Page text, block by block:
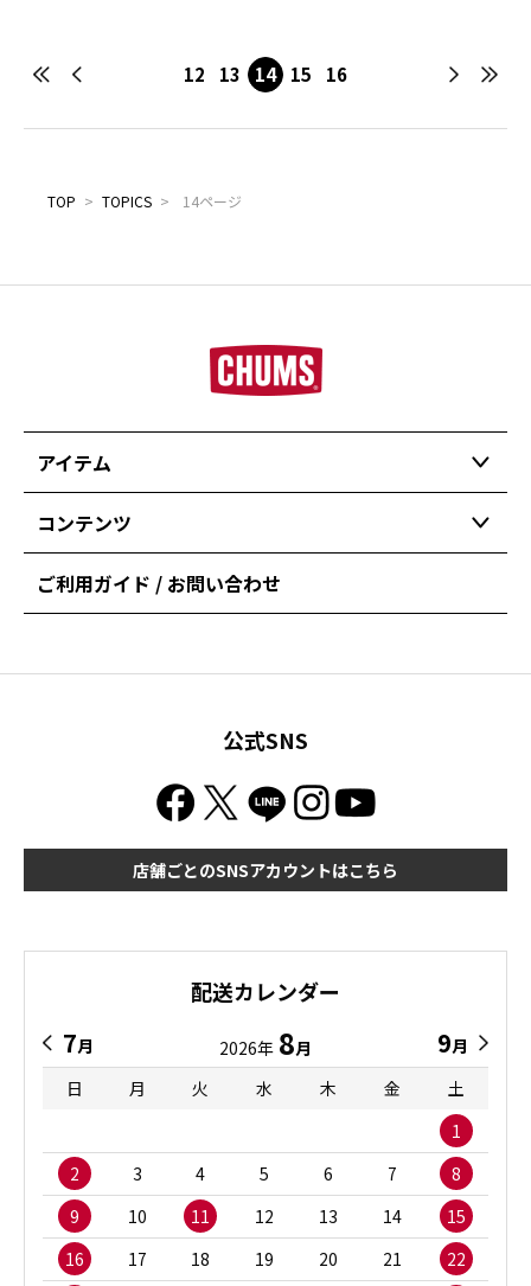
12 13 14 15 16
TOP > TOPICS > 14ページ
アイテム
コンテンツ
ご利用ガイド / お問い合わせ
公式SNS
店舗ごとのSNSアカウントはこちら
配送カレンダー
7月 2026年 8月 9月
日
月 火 水 木 金
土
1
2
3 4 5 6 7
8
9
10 11 12 13 14
15
16
17 18 19 20 21 22